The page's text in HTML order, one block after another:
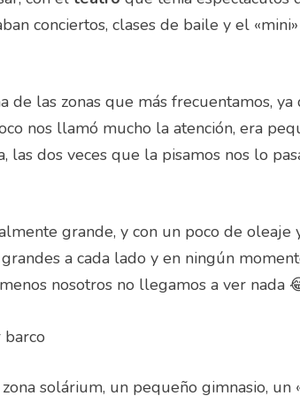
conciertos, clases de baile y el
de las zonas que más frecuentamos,
nos llamó mucho la atención, era
las dos veces que la pisamos nos lo
grande, y con un poco de
a cada lado y en ningún
nosotros no llegamos a ver nada
solárium, un pequeño gimnasio, un